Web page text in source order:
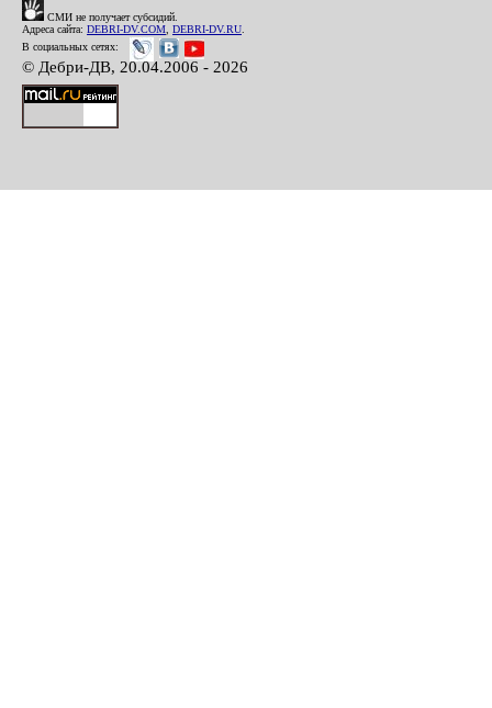
СМИ не получает субсидий.
Адреса сайта: DEBRI-DV.COM DEBRI-DV.RU
В социальных сетях:
© Дебри-ДВ, 20.04.2006 - 2026